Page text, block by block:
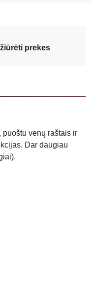
prekes
venų raštais ir
Dar daugiau